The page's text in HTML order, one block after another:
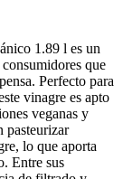
1.89 l es un
que
Perfecto para
vinagre es apto
veganas y
pasteurizar
lo que aporta
Entre sus